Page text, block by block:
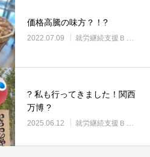
価格高騰の味方？！?
2022.07.09 就労継続支援Ｂ型・ニコプレイス
? 私も行ってきました！関西
万博 ?
2025.06.12 就労継続支援Ｂ型・ニコプレイス